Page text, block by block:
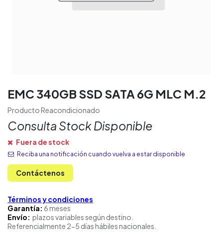
EMC 340GB SSD SATA 6G MLC M.2
Producto Reacondicionado
Consulta Stock Disponible
Fuera de stock
Reciba una notificación cuando vuelva a estar disponible
Contáctenos
Términos y condiciones
Garantía: 6 meses
Envío: plazos variables según destino.
Referencialmente 2-5 días hábiles nacionales.